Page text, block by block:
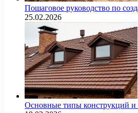
Пошаговое руководство по
25.02.2026
Основные типы конструкций